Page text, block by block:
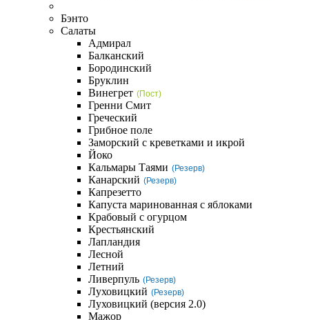
Бэнто
Салаты
Адмирал
Балканский
Бородинский
Бруклин
Винегрет (Пост)
Гренни Смит
Греческий
Грибное поле
Заморский с креветками и икрой
Йоко
Кальмары Таями (Резерв)
Канарский (Резерв)
Капрезетто
Капуста маринованная с яблоками
Крабовый с огурцом
Крестьянский
Лапландия
Лесной
Летний
Ливерпуль (Резерв)
Луховицкий (Резерв)
Луховицкий (версия 2.0)
Мажор